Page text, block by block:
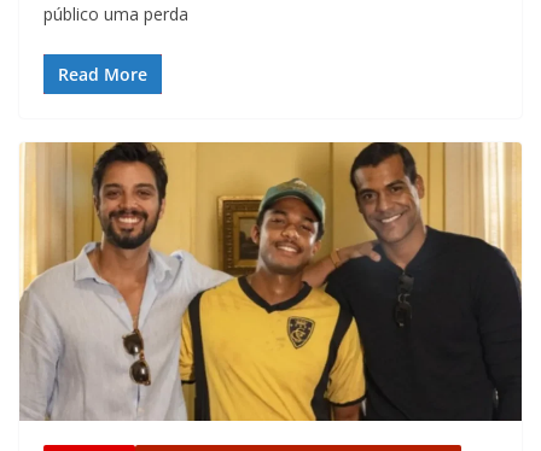
público uma perda
Read More